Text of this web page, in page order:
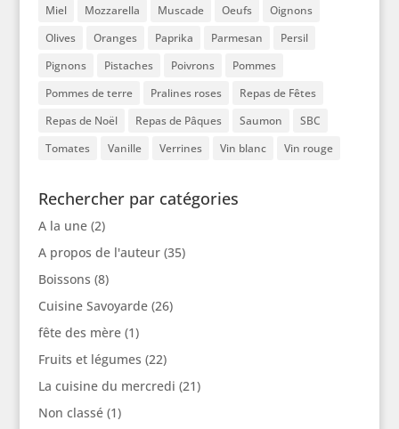
Miel Mozzarella Muscade Oeufs
Oignons
Olives
Oranges Paprika Parmesan
Persil
Pignons
Pistaches Poivrons
Pommes
Pommes de terre
Pralines roses
Repas de Fêtes
Repas de Noël
Repas de Pâques Saumon
SBC
Tomates
Vanille Verrines Vin blanc Vin rouge
Rechercher par catégories
A la une(2)
A propos de l'auteur(35)
Boissons (8)
Cuisine Savoyarde(26)
fête des mère(1)
Fruits et légumes (22)
La cuisine du mercredi (21)
Non classé(1)